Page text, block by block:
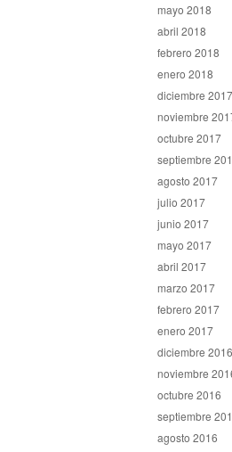
mayo 2018
abril 2018
febrero 2018
enero 2018
diciembre 2017
noviembre
octubre 2017
septiembre
agosto 2017
julio 2017
junio 2017
mayo 2017
abril 2017
marzo 2017
febrero 2017
enero 2017
diciembre 2016
noviembre
octubre 2016
septiembre
agosto 2016